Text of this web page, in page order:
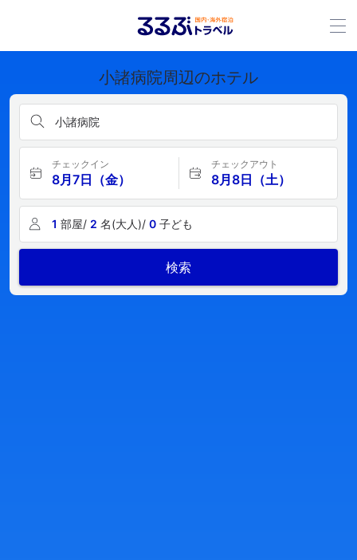
小諸病院周辺のホテル
小諸病院
チェックイン
8月7日（金）
チェックアウト
8月8日（土）
1 部屋/ 2 名(大人)/ 0 子ども
検索